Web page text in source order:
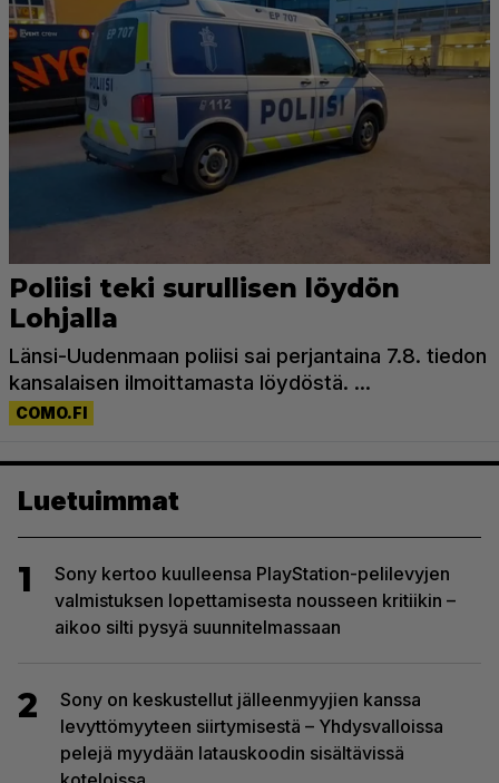
Luetuimmat
1
Sony kertoo kuulleensa PlayStation-pelilevyjen
valmistuksen lopettamisesta nousseen kritiikin –
aikoo silti pysyä suunnitelmassaan
2
Sony on keskustellut jälleenmyyjien kanssa
levyttömyyteen siirtymisestä – Yhdysvalloissa
pelejä myydään latauskoodin sisältävissä